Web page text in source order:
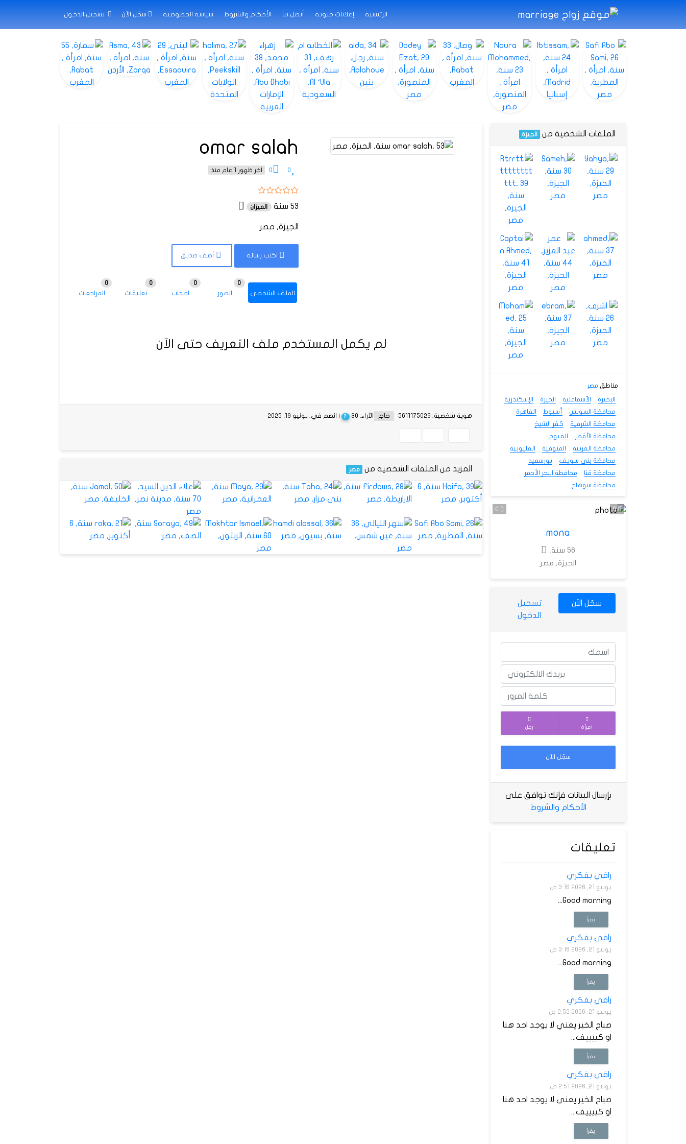
الرئيسية إعلانات مبوبة أتصل بنا الأحكام والشروط سياسة الخصوصية سجّل الآن تسجيل الدخول
omar salah
0
0 اخر ظهور 1 عام منذ
53 سنة الميزان
الجيزة, مصر
اكتب رسالة أضف صديق
الملف الشخصي الصور
0
اصحاب
0
تعليقات
0
المراجعات
0
لم يكمل المستخدم ملف التعريف حتى الآن
الآراء: 30 ? | انضم في: يونيو 19, 2025 هوية شخصية: 5611175029 حاجز
المزيد من الملفات الشخصية من مصر
الملفات الشخصية من الجيزة
مناطق مصر
البحيرة
الأسماعلية الجيزة
الإسكندرية
محافظة السويس
أسيوط
القاهرة
محافظة الشرقية
كفر الشيخ
محافظة الأقصر
الفيوم
محافظة الغربية
المنوفية
القليوبية
محافظة بنى سويف
بورسعيد
محافظة قنا
محافظة البحر الأحمر
محافظة سوهاج
0
mona
56 سنة,
الجيزة, مصر
سجّل الآن
تسجيل
الدخول
امرأة رجل
سجّل الآن
بإرسال البيانات فإنك توافق على
الأحكام والشروط
تعليقات
راقي بفكري
يونيو 21, 2026 3:16 ص
Good morning...
يقرأ
راقي بفكري
يونيو 21, 2026 3:16 ص
Good morning...
يقرأ
راقي بفكري
يونيو 21, 2026 2:52 ص
صباح الخير يعني لا يوجد احد هنا
او كييييف...
يقرأ
راقي بفكري
يونيو 21, 2026 2:51 ص
صباح الخير يعني لا يوجد احد هنا
او كييييف...
يقرأ